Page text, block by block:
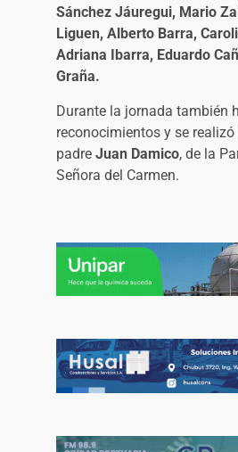
Sánchez Jáuregui, Mario
Liguen, Alberto Barra,
Adriana Ibarra, Eduardo
Graña.
Durante la jornada también
reconocimientos y se
padreJuan Damico, de la
Señora del Carmen.